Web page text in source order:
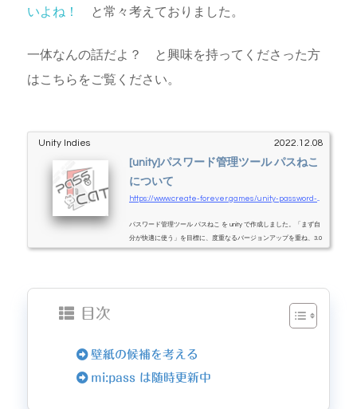
いよね！
と常々考えておりました。
一体なんの話だよ？ と興味を持ってくださった方
はこちらをご覧ください。
Unity Indies 2022.12.08
[unity]パスワード管理ツール パスねこ
について
パスワード管理ツール パスねこ を unity で作成しました。「まず自
分が快適に使う」を目標に、度重なるバージョンアップを重ね、3.0
になりました。FaceID 認証を含めたり、より効率的な Google API 通
そのうち Android や iOS アプリが Windows や Mac で動くようになれ
ば変わってくるかもしれませんが、まだまだ過渡期ですしね。...
目次
壁紙の候補を考える
mi:pass は随時更新中